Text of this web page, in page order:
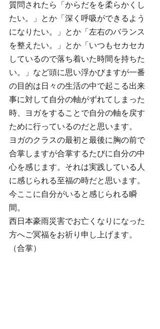
質問されたら「からだをを柔らかくし
たい。」とか「深く呼吸ができるよう
になりたい。」とか「左右のバランス
を整えたい。」とか「いつもセカセカ
しているので落ち着いた時間を持ちた
い。」など頭に思い浮かびますが一番
の目的は日々の生活の中で起こる出来
事に対して自分の軸がずれてしまった
時、ヨガをすることで自分の軸を戻す
ために行っているのだと思います。
ヨガのクラスの最初と最後に胸の前で
合掌しますが合掌するたびに自分の中
心を感じます。それは実践している人
に感じられる至福の時だと思います。
今ここに自分がいると感じられる瞬
間。
西日本豪雨災害でお亡くなりになった
方へご冥福をお祈り申し上げます。
（合掌）